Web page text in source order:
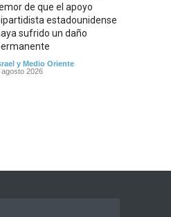
de que el apoyo
estadounidense
sufrido un daño
y Medio Oriente
agosto 2026